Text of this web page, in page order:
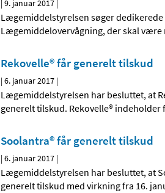
|9. januar 2017 |
Lægemiddelstyrelsen søger
Lægemiddelovervågning, der skal være
Rekovelle® får generelt tilskud
|6. januar 2017 |
Lægemiddelstyrelsen har besluttet, at
generelt tilskud. Rekovelle®
Soolantra® får generelt tilskud
|6. januar 2017 |
Lægemiddelstyrelsen har besluttet, at
generelt tilskud med virkning fra 16.